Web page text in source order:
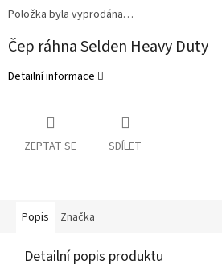
Položka byla vyprodána…
Čep ráhna Selden Heavy Duty
Detailní informace
ZEPTAT SE SDÍLET
Popis Značka
Detailní popis produktu